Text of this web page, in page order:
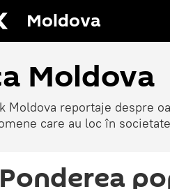
Moldova
Moldova
Moldova reportaje despre
care au loc în
Ponderea